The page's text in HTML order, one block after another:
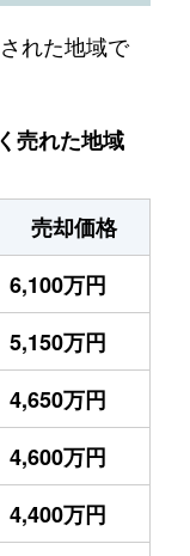
れた地域で
売れた地域
売却価格
6,100万円
5,150万円
4,650万円
4,600万円
4,400万円